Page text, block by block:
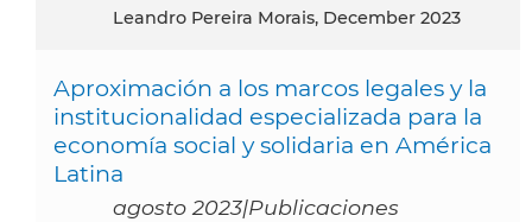
Leandro Pereira Morais, December 2023
Aproximación a los marcos legales y la
institucionalidad especializada para la
economía social y solidaria en América
Latina
agosto 2023|Publicaciones